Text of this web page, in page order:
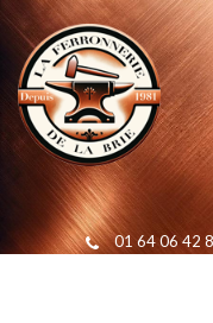
01 64 06 42